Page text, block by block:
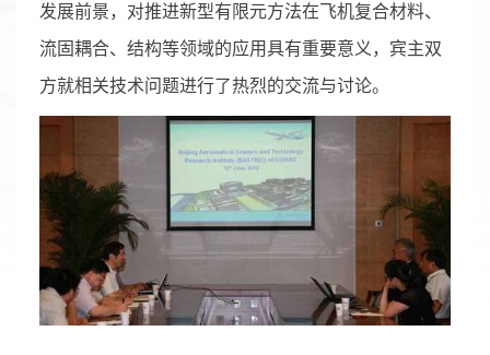
发展前景，对推进新型有限元方法在飞机复合材料、
流固耦合、结构等领域的应用具有重要意义，宾主双
方就相关技术问题进行了热烈的交流与讨论。